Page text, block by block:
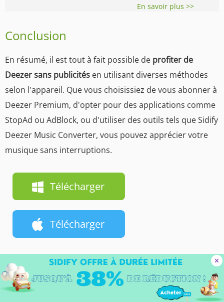
En savoir plus >>
Conclusion
En résumé, il est tout à fait possible de profiter de
Deezer sans publicités en utilisant diverses méthodes
selon l'appareil. Que vous choisissiez de vous abonner à
Deezer Premium, d'opter pour des applications comme
StopAd ou AdBlock, ou d'utiliser des outils tels que Sidify
Deezer Music Converter, vous pouvez apprécier votre
musique sans interruptions.
Télécharger
Télécharger
Remarque :
La version d'essai gratuit de Sidify Deezer
Music Converter ne vous permet que de convertir 1